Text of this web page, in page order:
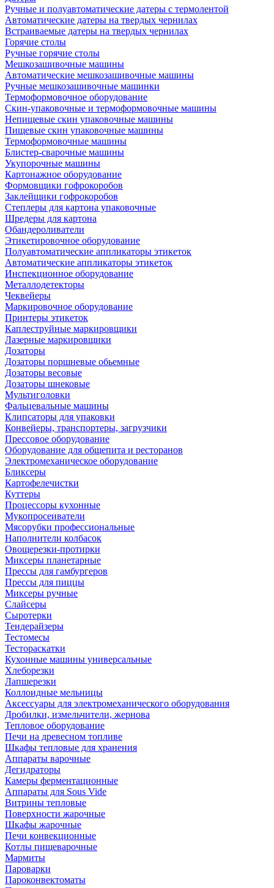
Ручные и полуавтоматические датеры с термолентой
Автоматические датеры на твердых чернилах
Встраиваемые датеры на твердых чернилах
Горячие столы
Ручные горячие столы
Мешкозашивочные машины
Автоматические мешкозашивочные машины
Ручные мешкозашивочные машинки
Термоформовочное оборудование
Скин-упаковочные и термоформовочные машины
Непищевые скин упаковочные машины
Пищевые скин упаковочные машины
Термоформовочные машины
Блистер-сварочные машины
Укупорочные машины
Картонажное оборудование
Формовщики гофрокоробов
Заклейщики гофрокоробов
Степлеры для картона упаковочные
Шредеры для картона
Обандероливатели
Этикетировочное оборудование
Полуавтоматические аппликаторы этикеток
Автоматические аппликаторы этикеток
Инспекционное оборудование
Металлодетекторы
Чеквейеры
Маркировочное оборудование
Принтеры этикеток
Каплеструйные маркировщики
Лазерные маркировщики
Дозаторы
Дозаторы поршневые обьемные
Дозаторы весовые
Дозаторы шнековые
Мультиголовки
Фальцевальные машины
Клипсаторы для упаковки
Конвейеры, транспортеры, загрузчики
Прессовое оборудование
Оборудование для общепита и ресторанов
Электромеханическое оборудование
Бликсеры
Картофелечистки
Куттеры
Процессоры кухонные
Мукопросеиватели
Мясорубки профессиональные
Наполнители колбасок
Овощерезки-протирки
Миксеры планетарные
Прессы для гамбургеров
Прессы для пиццы
Миксеры ручные
Слайсеры
Сыротерки
Тендерайзеры
Тестомесы
Тестораскатки
Кухонные машины универсальные
Хлеборезки
Лапшерезки
Коллоидные мельницы
Аксессуары для электромеханического оборудования
Дробилки, измельчители, жернова
Тепловое оборудование
Печи на древесном топливе
Шкафы тепловые для хранения
Аппараты варочные
Дегидраторы
Камеры ферментационные
Аппараты для Sous Vide
Витрины тепловые
Поверхности жарочные
Шкафы жарочные
Печи конвекционные
Котлы пищеварочные
Мармиты
Пароварки
Пароконвектоматы